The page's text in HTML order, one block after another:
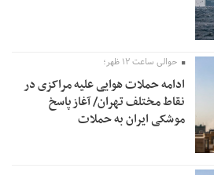
حوالی ساعت ۱۲ ظهر؛
ادامه حملات هوایی علیه مراکزی در
نقاط مختلف تهران/ آغاز پاسخ
موشکی ایران به حملات